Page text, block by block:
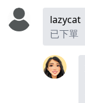
lazycat
已下單